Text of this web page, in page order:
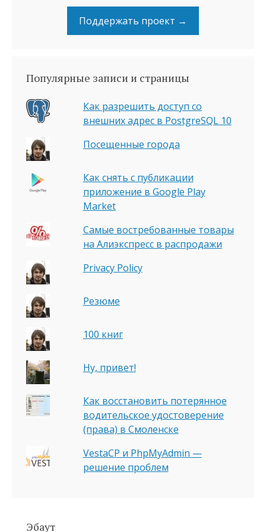
Поддержать проект →
Популярные записи и страницы
Как разрешить доступ со
внешних адрес в PostgreSQL 10
Посещенные города
Как снять с публикации
приложение в Google Play
Market
Самые востребованные товары
на Алиэкспресс в распродажи
Privacy Policy
Резюме
100 книг
Ну, привет!
Как восстановить потерянное
водительское удостоверение
(права) в Смоленске
VestaCP и PhpMyAdmin —
решение проблем
Эбаут